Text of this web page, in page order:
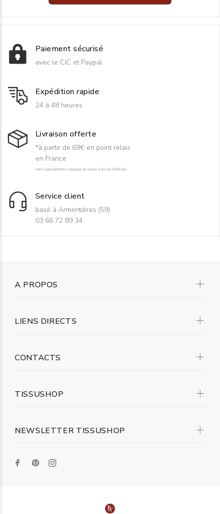
Paiement sécurisé
avec le CIC et Paypal
Expédition rapide
24 à 48 heures
Livraison offerte
*à partir de 69€ en point relais
en France
hors suppléments rouleaux et zones d'accès difficiles
Service client
basé à Armentières (59)
03 66 72 89 34
NEWSLETTER TISSUSHOP
A PROPOS
LIENS DIRECTS
CONTACTS
TISSUSHOP